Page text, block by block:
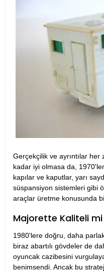
Gerçekçilik ve ayrıntılar
kadar iyi olmasa da,
kapılar ve kaputlar, yarı
süspansiyon sistemleri gibi
araçlar üretme konusunda
Majorette Kaliteli mi
1980'lere doğru, daha
biraz abartılı gövdeler de
oyuncak cazibesini
benimsendi. Ancak bu